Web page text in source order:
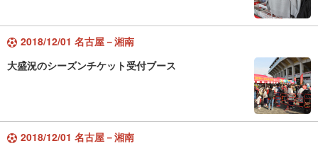
2018/12/01 名古屋－湘南
大盛況のシーズンチケット受付ブース
2018/12/01 名古屋－湘南